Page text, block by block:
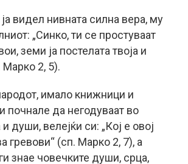
ја видел нивната силна вера, му
„Синко, ти се простуваат
земи ја постелата твоја и
Марко 2, 5).
имало книжници и
почнале да негодуваат во
души, велејќи си: „Кој е овој
гревови“ (сп. Марко 2, 7), а
знае човечките души, срца,